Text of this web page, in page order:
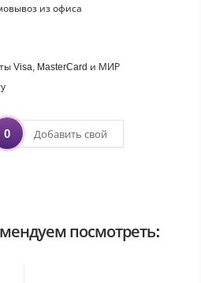
из офиса
Visa, MasterCard и МИР
0 Добавить свой
посмотреть: